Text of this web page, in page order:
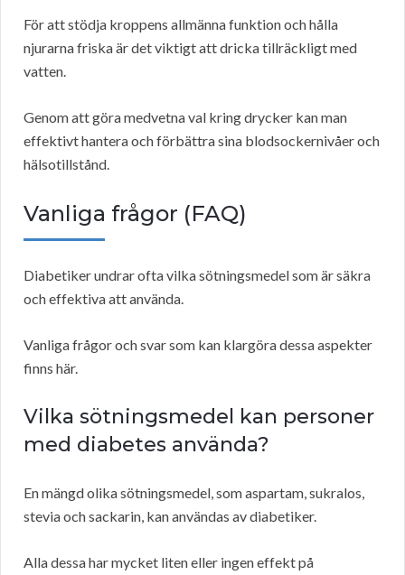
För att stödja kroppens allmänna funktion och hålla
njurarna friska är det viktigt att dricka tillräckligt med
vatten.
Genom att göra medvetna val kring drycker kan man
effektivt hantera och förbättra sina blodsockernivåer och
hälsotillstånd.
Vanliga frågor (FAQ)
Diabetiker undrar ofta vilka sötningsmedel som är säkra
och effektiva att använda.
Vanliga frågor och svar som kan klargöra dessa aspekter
finns här.
Vilka sötningsmedel kan personer
med diabetes använda?
En mängd olika sötningsmedel, som aspartam, sukralos,
stevia och sackarin, kan användas av diabetiker.
Alla dessa har mycket liten eller ingen effekt på